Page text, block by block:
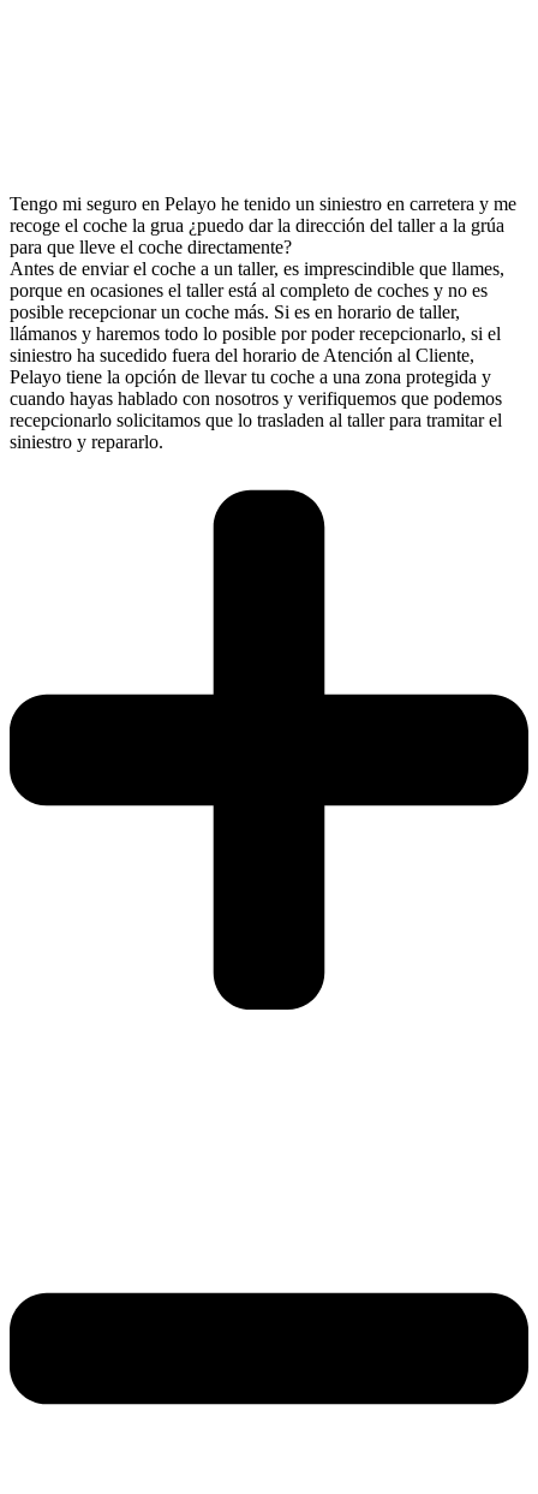
Tengo mi seguro en Pelayo he tenido un siniestro en carretera y me
recoge el coche la grua ¿puedo dar la dirección del taller a la grúa
para que lleve el coche directamente?
Antes de enviar el coche a un taller, es imprescindible que llames,
porque en ocasiones el taller está al completo de coches y no es
posible recepcionar un coche más. Si es en horario de taller,
llámanos y haremos todo lo posible por poder recepcionarlo, si el
siniestro ha sucedido fuera del horario de Atención al Cliente,
Pelayo tiene la opción de llevar tu coche a una zona protegida y
cuando hayas hablado con nosotros y verifiquemos que podemos
recepcionarlo solicitamos que lo trasladen al taller para tramitar el
siniestro y repararlo.